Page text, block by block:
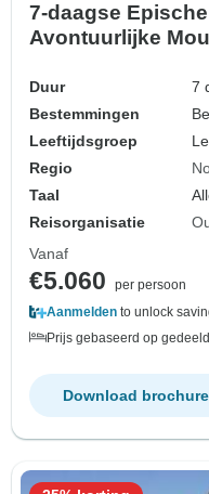
7-daagse
Avontuurlijke
Duur
7
Bestemmingen
Leeftijdsgroep
Regio
Taal
Reisorganisatie
Vanaf
€5.060
per persoon
Aanmelden to unlock
Prijs gebaseerd op
Download brochure